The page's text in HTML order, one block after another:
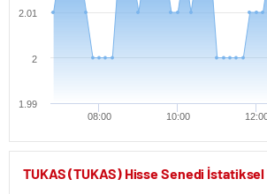
08:00 10:00
1.99
2
2.01
TUKAS (TUKAS) Hisse Senedi